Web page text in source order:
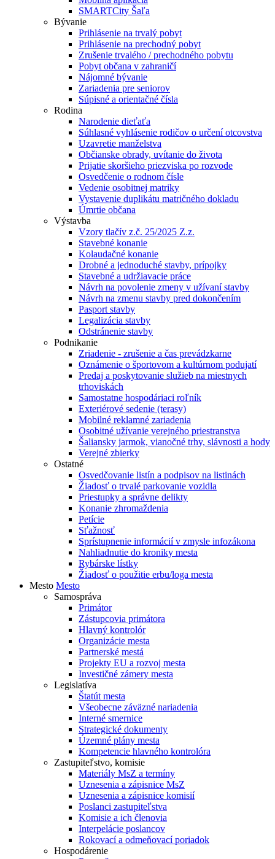
SMARTCity Šaľa
Bývanie
Prihlásenie na trvalý pobyt
Prihlásenie na prechodný pobyt
Zrušenie trvalého / prechodného pobytu
Pobyt občana v zahraničí
Nájomné bývanie
Zariadenia pre seniorov
Súpisné a orientačné čísla
Rodina
Narodenie dieťaťa
Súhlasné vyhlásenie rodičov o určení otcovstva
Uzavretie manželstva
Občianske obrady, uvítanie do života
Prijatie skoršieho priezviska po rozvode
Osvedčenie o rodnom čísle
Vedenie osobitnej matriky
Vystavenie duplikátu matričného dokladu
Úmrtie občana
Výstavba
Vzory tlačív z.č. 25/2025 Z.z.
Stavebné konanie
Kolaudačné konanie
Drobné a jednoduché stavby, prípojky
Stavebné a udržiavacie práce
Návrh na povolenie zmeny v užívaní stavby
Návrh na zmenu stavby pred dokončením
Pasport stavby
Legalizácia stavby
Odstránenie stavby
Podnikanie
Zriadenie - zrušenie a čas prevádzkarne
Oznámenie o športovom a kultúrnom podujatí
Predaj a poskytovanie služieb na miestnych
trhoviskách
Samostatne hospodáriaci roľník
Exteriérové sedenie (terasy)
Mobilné reklamné zariadenia
Osobitné užívanie verejného priestranstva
Šaliansky jarmok, vianočné trhy, slávnosti a hody
Verejné zbierky
Ostatné
Osvedčovanie listín a podpisov na listinách
Žiadosť o trvalé parkovanie vozidla
Priestupky a správne delikty
Konanie zhromaždenia
Petície
Sťažnosť
Sprístupnenie informácií v zmysle infozákona
Nahliadnutie do kroniky mesta
Rybárske lístky
Žiadosť o použitie erbu/loga mesta
Mesto Mesto
Samospráva
Primátor
Zástupcovia primátora
Hlavný kontrolór
Organizácie mesta
Partnerské mestá
Projekty EU a rozvoj mesta
Investičné zámery mesta
Legislatíva
Štatút mesta
Všeobecne záväzné nariadenia
Interné smernice
Strategické dokumenty
Územné plány mesta
Kompetencie hlavného kontrolóra
Zastupiteľstvo, komisie
Materiály MsZ a termíny
Uznesenia a zápisnice MsZ
Uznesenia a zápisnice komisií
Poslanci zastupiteľstva
Komisie a ich členovia
Interpelácie poslancov
Rokovací a odmeňovací poriadok
Hospodárenie